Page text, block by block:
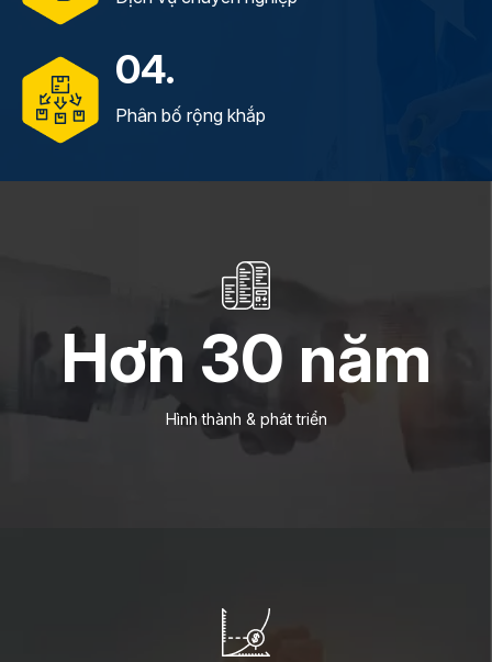
04.
Phân bố rộng khắp
Hơn 30 năm
Hình thành & phát triển